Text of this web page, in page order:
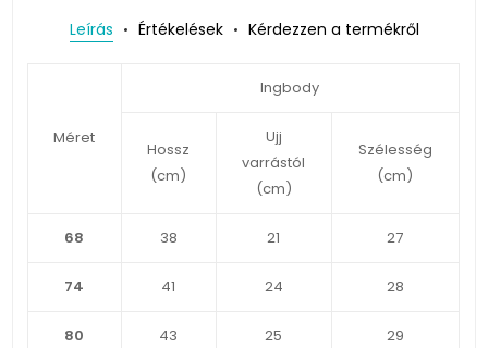
Leírás Értékelések Kérdezzen a termékről
Méret
Ingbody
Hossz
(cm)
Ujj
varrástól
(cm)
Szélesség
(cm)
68 38 21 27
74 41 24 28
80 43 25 29